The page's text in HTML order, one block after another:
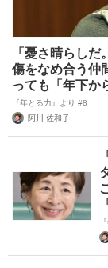
「憂さ晴らし
傷をなめ合う仲
っても「年下か
『年とる力』より #8
阿川 佐和子